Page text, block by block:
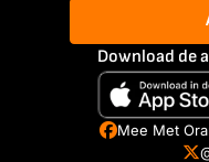
Download de
Mee Met